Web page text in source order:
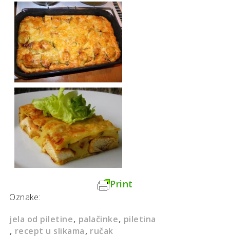
Print
Oznake:
jela od piletine palačinke piletina
recept u slikama ručak